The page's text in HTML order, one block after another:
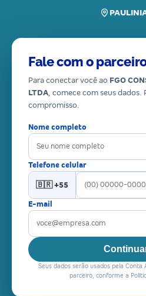
Fale com o
Para conectar você ao FGO
LTDA, comece com seus dados.
compromisso.
Nome completo
Telefone celular
🇧🇷 +55
E-mail
Seus dados serão usados pela Conta
parceiro, conforme a